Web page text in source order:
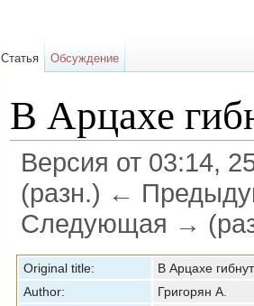
В Арцахе
Версия от 03:14,
(разн.) ←
Следующая →
Original title:
В Арцахе
Author:
Григорян А.
Статья Обсуждение